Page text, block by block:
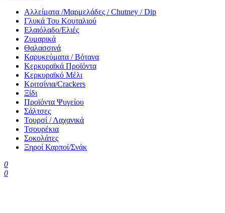
Αλλείματα /Μαρμελάδες / Chutney / Dip
Γλυκά Του Κουταλιού
Ελαιόλαδο/Ελιές
Ζυμαρικά
Θαλασσινά
Καρυκεύματα / Βότανα
Κερκυραϊκά Προϊόντα
Κερκυραϊκό Μέλι
Κριτσίνια/Crackers
Ξίδι
Προϊόντα Ψυγείου
Σάλτσες
Τουρσί / Λαχανικά
Τσουρέκια
Σοκολάτες
Ξηροί Καρποί/Σνάκ
0
0